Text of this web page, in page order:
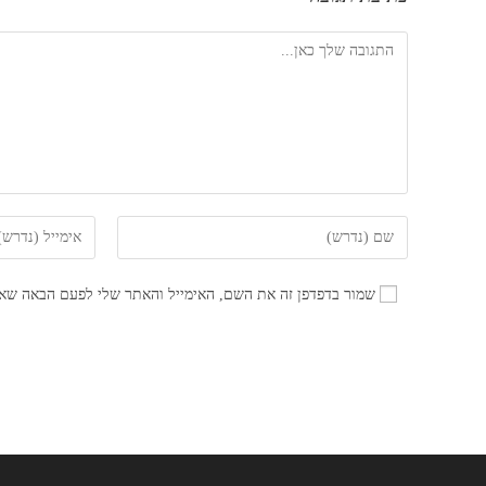
להגיב
את
השם
את
שמור בדפדפן זה את השם, האימייל והאתר שלי לפעם הבאה